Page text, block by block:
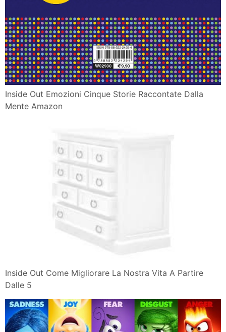
Inside Out Emozioni Cinque Storie Raccontate Dalla
Mente Amazon
Inside Out Come Migliorare La Nostra Vita A Partire
Dalle 5